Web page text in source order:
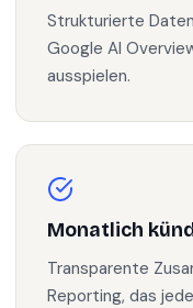
Strukturierte
Google AI
ausspielen.
Monatlich
Transparente
Reporting, das